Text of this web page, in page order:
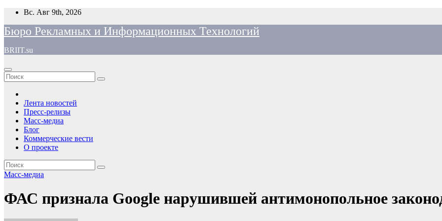
Перейти
содержимому
Вс. Авг 9th, 2026
Бюро Рекламных и Информационных Технологий
BRIIT.su
Лента новостей
Пресс-релизы
Масс-медиа
Блог
Коммерческие вести
О проекте
Масс-медиа
ФАС признала Google нарушившей антимонопольное